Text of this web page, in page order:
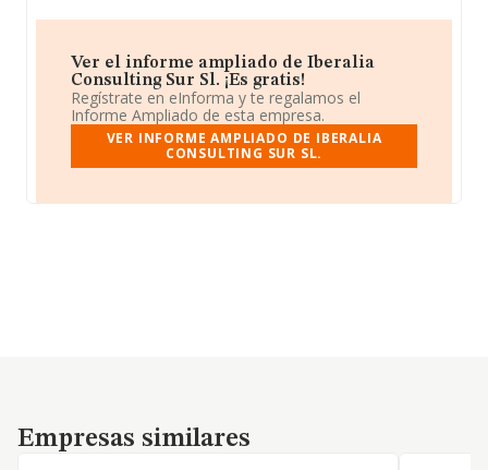
Ver el informe ampliado de Iberalia
Consulting Sur Sl. ¡Es gratis!
Regístrate en eInforma y te regalamos el
Informe Ampliado de esta empresa.
VER INFORME AMPLIADO DE IBERALIA
CONSULTING SUR SL.
Empresas similares
Empresas similares